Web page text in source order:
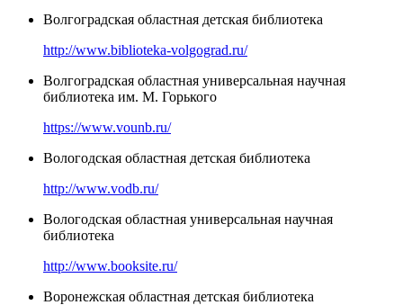
Волгоградская областная детская библиотека
http://www.biblioteka-volgograd.ru/
Волгоградская областная универсальная научная
библиотека им. М. Горького
https://www.vounb.ru/
Вологодская областная детская библиотека
http://www.vodb.ru/
Вологодская областная универсальная научная
библиотека
http://www.booksite.ru/
Воронежская областная детская библиотека